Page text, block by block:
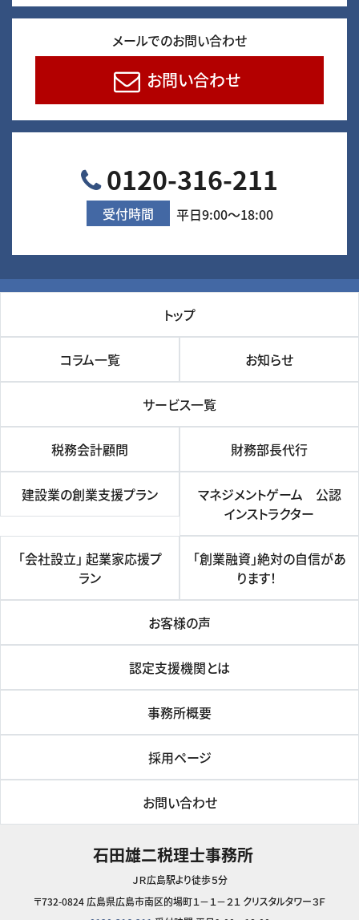
メールでのお問い合わせ
お問い合わせ
0120-316-211
受付時間 平日9:00～18:00
トップ
コラム一覧 お知らせ
サービス一覧
税務会計顧問 財務部長代行
建設業の創業支援プラン
マネジメントゲーム 公認
インストラクター
「会社設立」 起業家応援プ
ラン
「創業融資」絶対の自信があ
ります！
お客様の声
認定支援機関とは
事務所概要
採用ページ
お問い合わせ
石田雄二税理士事務所
ＪＲ広島駅より徒歩５分
〒732-0824 広島県広島市南区的場町１－１－２１ クリスタルタワー３Ｆ